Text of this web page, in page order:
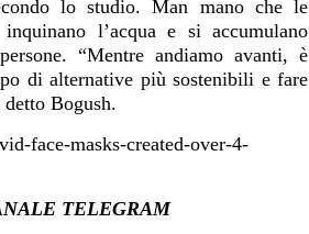
lo studio. Man mano che le
l’acqua e si accumulano
“Mentre andiamo avanti, è
di alternative più sostenibili e fare
Bogush.
face-masks-created-over-4-
TELEGRAM